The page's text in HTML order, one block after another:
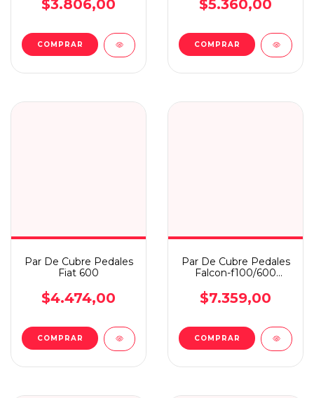
$3.806,00 $5.360,00
Par De Cubre Pedales
Fiat 600
$4.474,00
Par De Cubre Pedales
Falcon-f100/600
$7.359,00